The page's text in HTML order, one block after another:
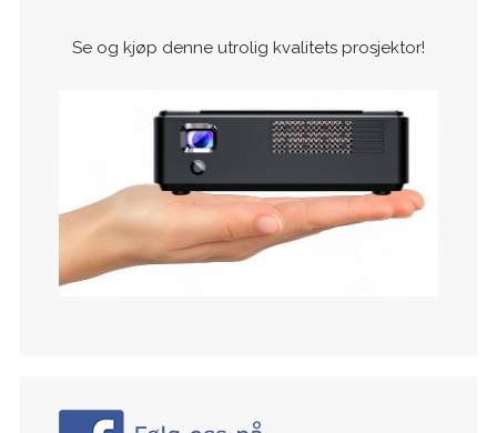
Se og kjøp denne utrolig kvalitets prosjektor!